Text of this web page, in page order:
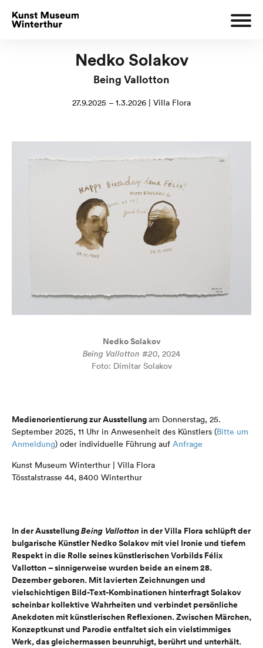
Nedko Solakov
Being Vallotton
27.9.2025 – 1.3.2026 | Villa Flora
Nedko Solakov
Being Vallotton #20, 2024
Foto: Dimitar Solakov
Medienorientierung zur Ausstellungam Donnerstag, 25.
September 2025, 11 Uhr in Anwesenheit des Künstlers (Bitte um
Anmeldung) oder individuelle Führung auf Anfrage
Kunst Museum Winterthur | Villa Flora
Tösstalstrasse 44, 8400 Winterthur
In der AusstellungBeing Vallotton in der Villa Flora schlüpft der
bulgarische Künstler Nedko Solakov mit viel Ironie und tiefem
Respekt in die Rolle seines künstlerischen Vorbilds Félix
Vallotton – sinnigerweise wurden beide an einem 28.
Dezember geboren. Mit lavierten Zeichnungen und
vielschichtigen Bild-Text-Kombinationen hinterfragt Solakov
scheinbar kollektive Wahrheiten und verbindet persönliche
Anekdoten mit künstlerischen Reflexionen. Zwischen Märchen,
Konzeptkunst und Parodie entfaltet sich ein vielstimmiges
Werk, das gleichermassen beunruhigt, berührt und unterhält.